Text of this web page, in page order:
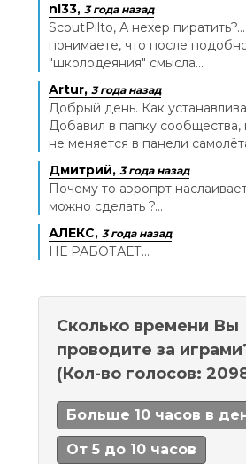
nl33, 3 года назад
ScoutPilto, А нехер
понимаете, что после
"школодеяния" смысла...
Artur, 3 года назад
Добрый день. Как
Добавил в папку сообщества,
не меняется в панели
Дмитрий, 3 года назад
Почему то аэропрт
можно сделать ?...
АЛЕКС, 3 года назад
НЕ РАБОТАЕТ...
Сколько времени Вы
проводите за
(Кол-во голосов:
Больше 10 часов в
От 5 до 10 часов